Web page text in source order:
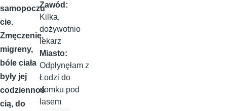
samopoczu
cie.
Zmęczenie,
migreny,
bóle ciała
były jej
codziennoś
cią, do
Zawód:
Kilka,
dożywotnio
lekarz
Miasto:
Odpłynęłam z
Łodzi do
domku pod
lasem